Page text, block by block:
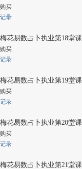
购买
记录
梅花易数占卜执业第18堂
购买
记录
梅花易数占卜执业第19堂
购买
记录
梅花易数占卜执业第20堂
购买
记录
梅花易数占卜执业第21堂